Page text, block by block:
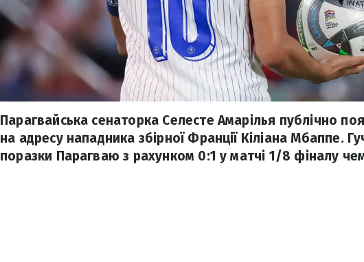
Парагвайська сенаторка Селесте Амарілья публічно
на адресу нападника збірної Франції Кіліана Мбаппе.
поразки Парагваю з рахунком 0:1 у матчі 1/8 фіналу